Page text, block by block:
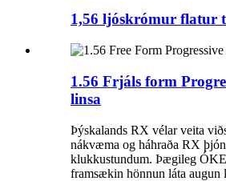
1,56 ljóskrómur flatur
1.56 Frjáls form
linsa
Þýskalands RX vélar veita
nákvæma og háhraða RX
klukkustundum. Þægileg
framsækin hönnun láta augun